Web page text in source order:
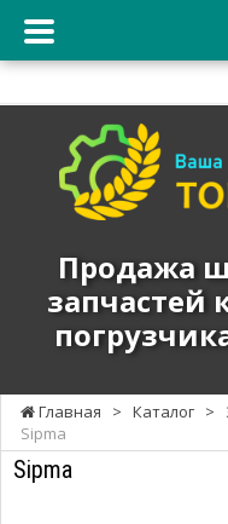
ЮНИОН"
автокамер
запчастей
к
сельхозтехнике,
погрузчикам
и
Продажа
запчастей
Главная > Каталог >
Sipma
Sipma